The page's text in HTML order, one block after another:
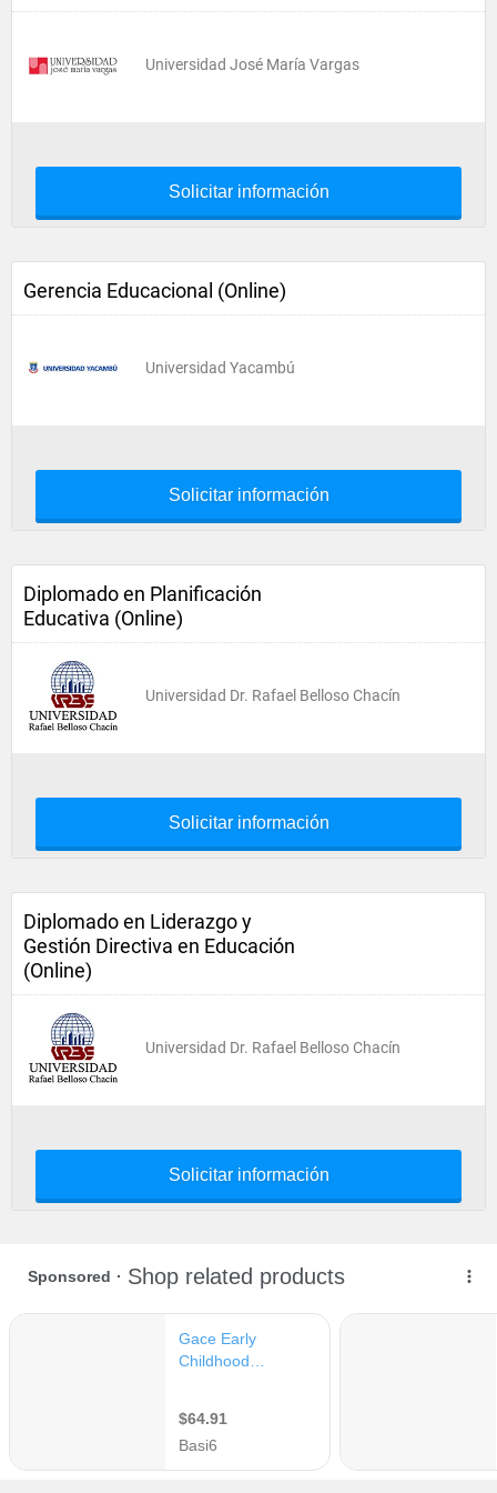
Universidad José María Vargas
Solicitar información
Gerencia Educacional (Online)
Universidad Yacambú
Solicitar información
Diplomado en Planificación
Educativa (Online)
Universidad Dr. Rafael Belloso Chacín
Solicitar información
Diplomado en Liderazgo y
Gestión Directiva en Educación
(Online)
Universidad Dr. Rafael Belloso Chacín
Solicitar información